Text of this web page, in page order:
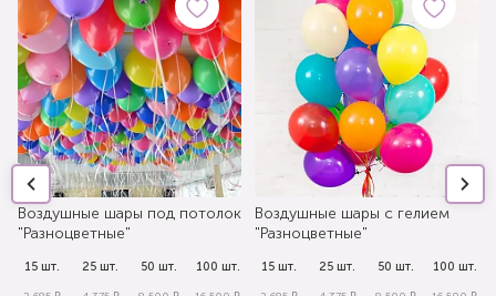
Воздушные шары под потолок
"Разноцветные"
15 шт. 25 шт. 50 шт. 100 шт.
Воздушные шары с гелием
"Разноцветные"
15 шт. 25 шт. 50 шт. 100 шт.